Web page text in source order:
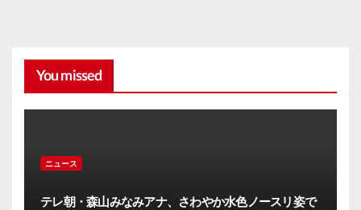
You missed
ニュース
テレ朝・森山みなみアナ、さわやか水色ノースリ姿で